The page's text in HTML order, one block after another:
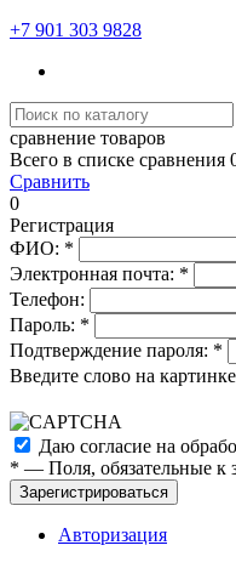
+7 901 303 9828
сравнение товаров
Всего в списке сравнения
Сравнить
0
Регистрация
ФИО: *
Электронная почта: *
Телефон:
Пароль: *
Подтверждение пароля: *
Введите слово на
Даю согласие на
* — Поля, обязательные к
Зарегистрироваться
Авторизация